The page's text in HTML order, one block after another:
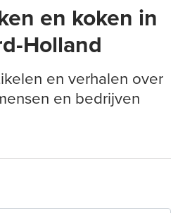
en koken in
Holland
en verhalen over
en bedrijven